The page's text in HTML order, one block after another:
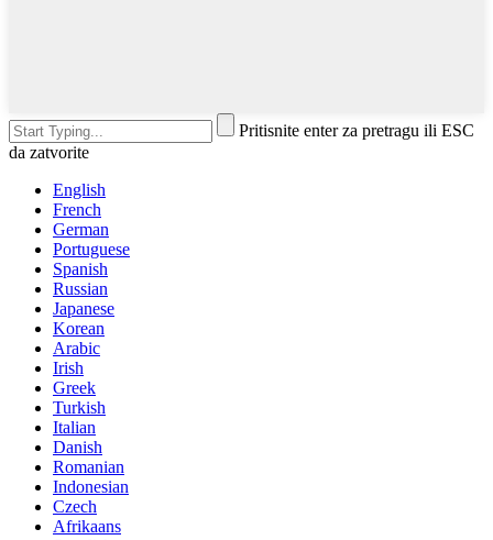
Pritisnite enter za pretragu ili ESC
da zatvorite
English
French
German
Portuguese
Spanish
Russian
Japanese
Korean
Arabic
Irish
Greek
Turkish
Italian
Danish
Romanian
Indonesian
Czech
Afrikaans